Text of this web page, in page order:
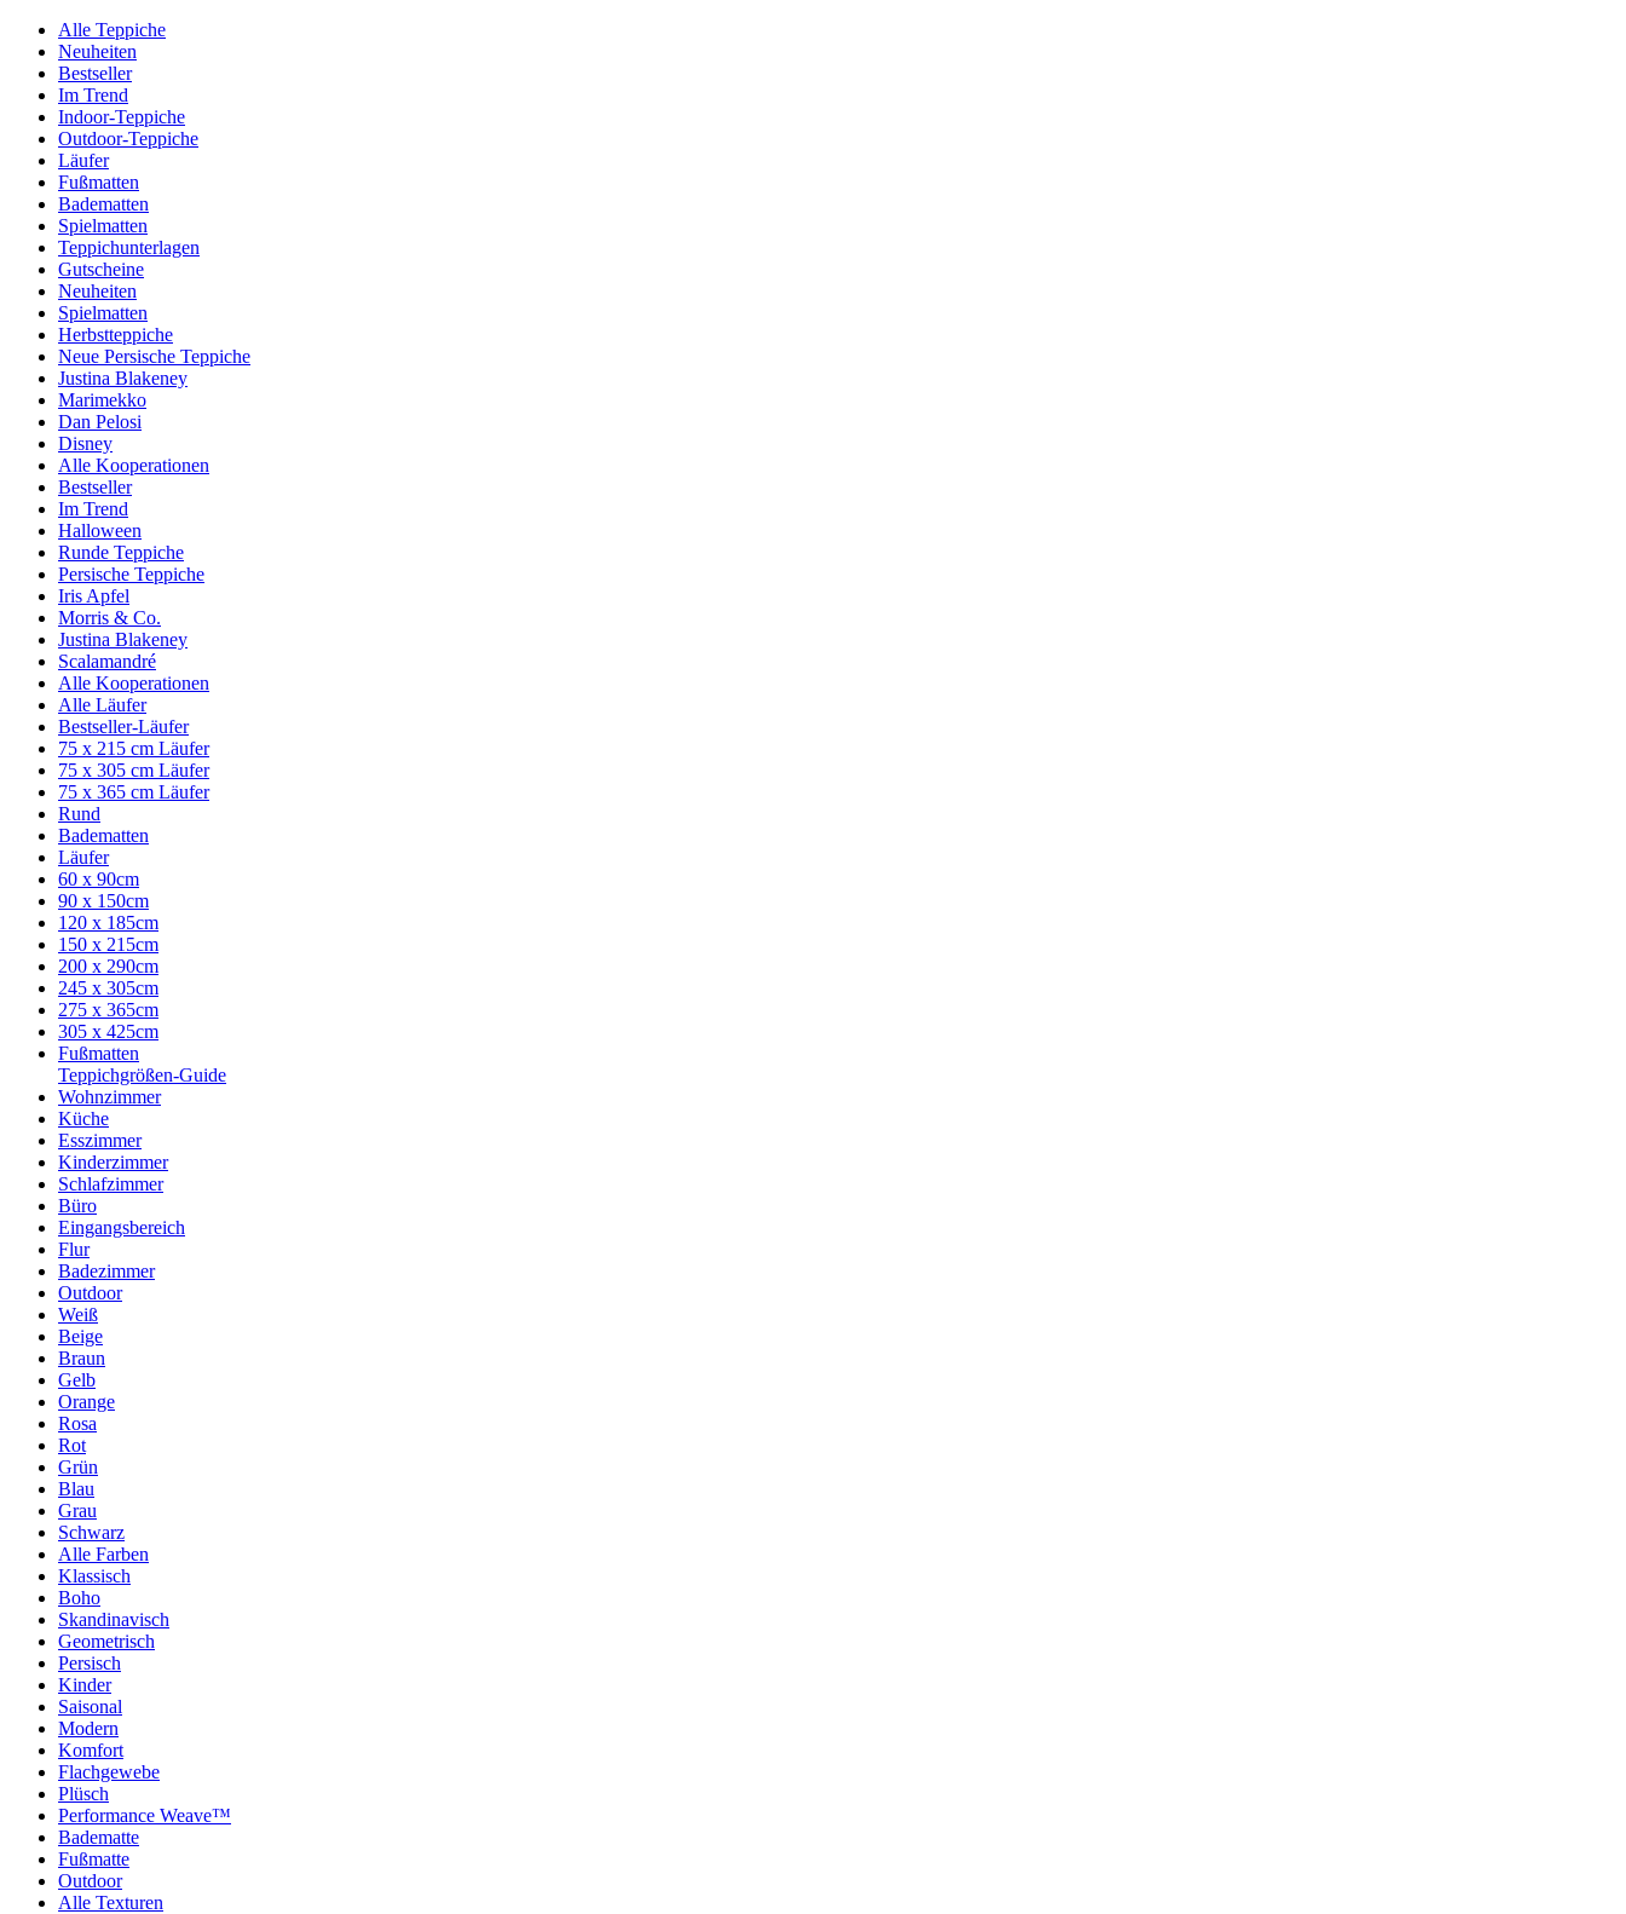
Alle Teppiche
Neuheiten
Bestseller
Im Trend
Indoor-Teppiche
Outdoor-Teppiche
Läufer
Fußmatten
Badematten
Spielmatten
Teppichunterlagen
Gutscheine
Neuheiten
Spielmatten
Herbstteppiche
Neue Persische Teppiche
Justina Blakeney
Marimekko
Dan Pelosi
Disney
Alle Kooperationen
Bestseller
Im Trend
Halloween
Runde Teppiche
Persische Teppiche
Iris Apfel
Morris & Co.
Justina Blakeney
Scalamandré
Alle Kooperationen
Alle Läufer
Bestseller-Läufer
75 x 215 cm Läufer
75 x 305 cm Läufer
75 x 365 cm Läufer
Rund
Badematten
Läufer
60 x 90cm
90 x 150cm
120 x 185cm
150 x 215cm
200 x 290cm
245 x 305cm
275 x 365cm
305 x 425cm
Fußmatten
Teppichgrößen-Guide
Wohnzimmer
Küche
Esszimmer
Kinderzimmer
Schlafzimmer
Büro
Eingangsbereich
Flur
Badezimmer
Outdoor
Weiß
Beige
Braun
Gelb
Orange
Rosa
Rot
Grün
Blau
Grau
Schwarz
Alle Farben
Klassisch
Boho
Skandinavisch
Geometrisch
Persisch
Kinder
Saisonal
Modern
Komfort
Flachgewebe
Plüsch
Performance Weave™
Badematte
Fußmatte
Outdoor
Alle Texturen